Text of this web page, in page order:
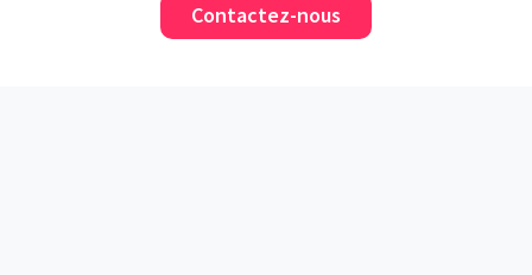
Contactez-nous